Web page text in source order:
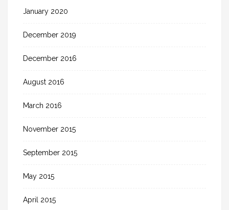
January 2020
December 2019
December 2016
August 2016
March 2016
November 2015
September 2015
May 2015
April 2015